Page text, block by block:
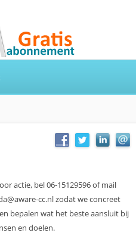
actie, bel 06-15129596 of mail
cc.nl zodat we concreet
bepalen wat het beste aansluit bij
en doelen.